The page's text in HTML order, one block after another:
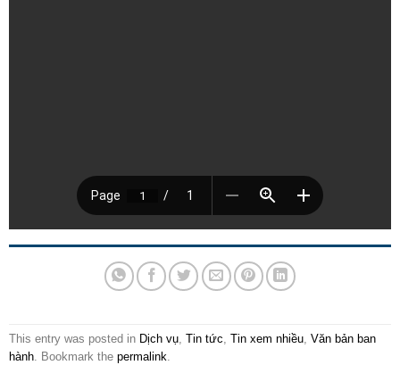
This entry was posted in Dịch vụ, Tin tức, Tin xem nhiều, Văn bản ban
hành. Bookmark the permalink.